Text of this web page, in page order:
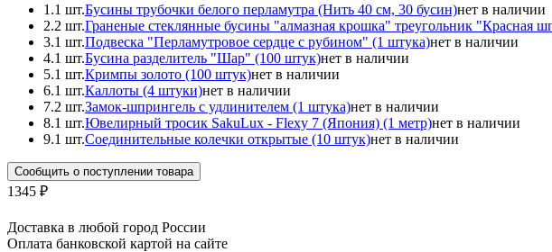
1.1 шт.Бусины трубочки белого перламутра (Нить 40 см, 30 бусин)нет в наличии
2.2 шт.Граненые стеклянные бусины "алмазная крошка" треугольник "Красная
3.1 шт.Подвеска "Перламутровое сердце с рубином" (1 штука)нет в наличии
4.1 шт.Бусина разделитель "Шар" (100 штук)нет в наличии
5.1 шт.Кримпы золото (100 штук)нет в наличии
6.1 шт.Каллоты (4 штуки)нет в наличии
7.2 шт.Замок-шпрингель с удлинителем (1 штука)нет в наличии
8.1 шт.Ювелирный тросик SakuLux - Flexy 7 (Япония) (1 метр)нет в наличии
9.1 шт.Соединительные колечки открытые (10 штук)нет в наличии
Сообщить о поступлении товара
1345 ₽
Доставка в любой город России
Оплата банковской картой на сайте